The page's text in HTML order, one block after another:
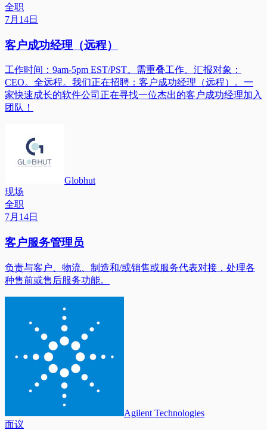
全职
7月14日
客户成功经理（远程）
工作时间：9am-5pm EST/PST。需重叠工作。汇报对象：
CEO。全远程。我们正在招聘：客户成功经理（远程）。一
家快速成长的软件公司正在寻找一位杰出的客户成功经理加入
团队！
Globhut
现场
全职
7月14日
客户服务管理员
负责与客户、物流、制造和/或销售或服务代表对接，处理各
种售前或售后服务功能。
Agilent Technologies
面议